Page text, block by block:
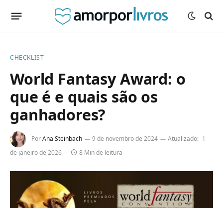
CHECKLIST
World Fantasy Award: o
que é e quais são os
ganhadores?
PorAna Steinbach 9 de novembro de 2024 Atualizado: 1
de janeiro de 2026
8 Min de leitura